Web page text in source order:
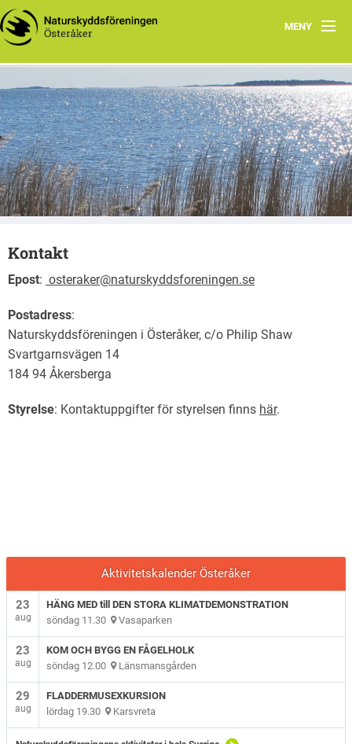
MENY
Hem
Aktuellt
Vår krets
Vad vi gör
Utflyktsmål i naturen
Kontakt
Epost: osteraker@naturskyddsforeningen.se
Postadress:
Naturskyddsföreningen i Österåker, c/o Philip Shaw
Svartgarnsvägen 14
184 94 Åkersberga
Styrelse: Kontaktuppgifter för styrelsen finns här.
Aktivitetskalender Österåker
23
aug
HÄNG MED till DEN STORA KLIMATDEMONSTRATION
söndag 11.30 Vasaparken
23
aug
KOM OCH BYGG EN FÅGELHOLK
söndag 12.00 Länsmansgården
29
aug
FLADDERMUSEXKURSION
lördag 19.30 Karsvreta